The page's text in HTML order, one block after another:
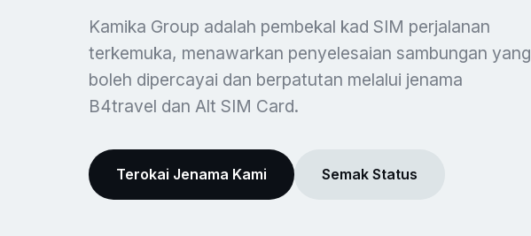
Kamika Group adalah pembekal kad SIM perjalanan
terkemuka, menawarkan penyelesaian sambungan yang
boleh dipercayai dan berpatutan melalui jenama
B4travel dan Alt SIM Card.
Terokai Jenama Kami Semak Status